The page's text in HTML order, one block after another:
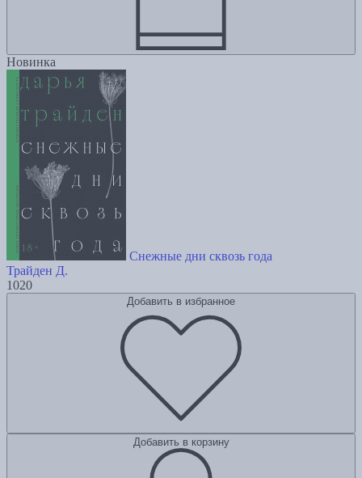
Новинка
Снежные дни сквозь года
Трайден Д.
1020
Добавить в избранное
Добавить в корзину